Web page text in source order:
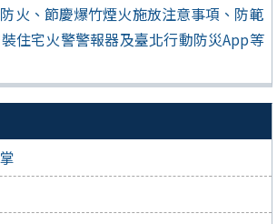
火、節慶爆竹煙火施放注意事項、防範
住宅火警警報器及臺北行動防災App等